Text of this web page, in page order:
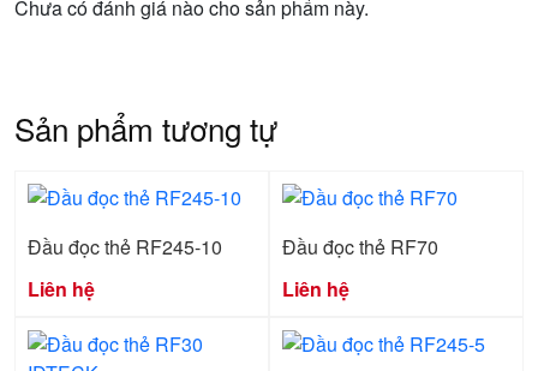
Chưa có đánh giá nào cho sản phẩm này.
Sản phẩm tương tự
Đầu đọc thẻ RF245-10
Liên hệ
Đầu đọc thẻ RF70
Liên hệ